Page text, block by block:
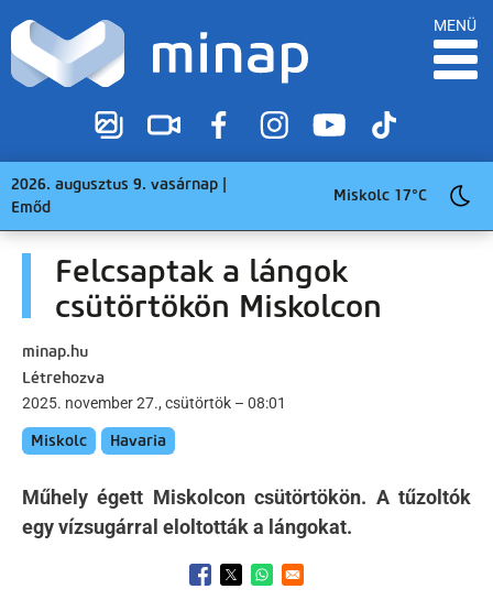
MENÜ
2026. augusztus 9. vasárnap |
Emőd
Miskolc 17°C
Felcsaptak a lángok
csütörtökön Miskolcon
minap.hu
Létrehozva
2025. november 27., csütörtök – 08:01
Miskolc Havaria
Műhely égett Miskolcon csütörtökön. A tűzoltók
egy vízsugárral eloltották a lángokat.
Opens in a new window
Opens in a new window
Opens in a new window